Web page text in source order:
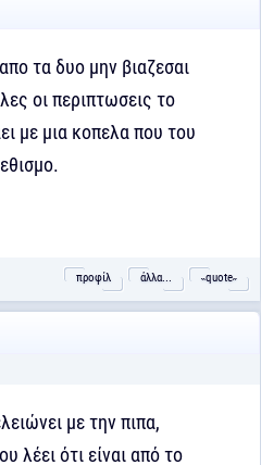
τα δυο μην βιαζεσαι
οι περιπτωσεις το
με μια κοπελα που του
προφίλ άλλα... ˵quote˶
με την πιπα,
λέει ότι είναι από το